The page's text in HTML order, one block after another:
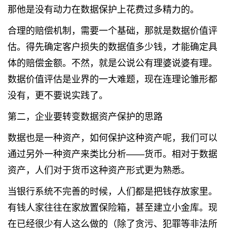
那他是没有动力在数据保护上花费过多精力的。
合理的赔偿机制，需要一个基础，那就是数据价值评
估。得先确定客户损失的数据值多少钱，才能确定具
体的赔偿金额。不然，就是公说公有理婆说婆有理。
数据价值评估是业界的一大难题，现在连理论雏形都
没有，更不要说实践了。
第二，企业要转变数据资产保护的思路
数据也是一种资产，如何保护这种资产呢，我们可以
通过另外一种资产来类比分析——货币。相对于数据
资产，人们对于货币这种资产形式更为熟悉。
当银行系统不完善的时候，人们都是把钱存放家里。
有钱人家往往在家放置保险箱，甚至建立小金库。现
在已经很少有人这么做的（除了贪污、犯罪等非法所